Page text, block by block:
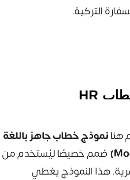
التركية.
هنانموذج خطاب جاهز باللغة
صُمم خصيصًا ليُستخدم من
هذا النموذج يغطي